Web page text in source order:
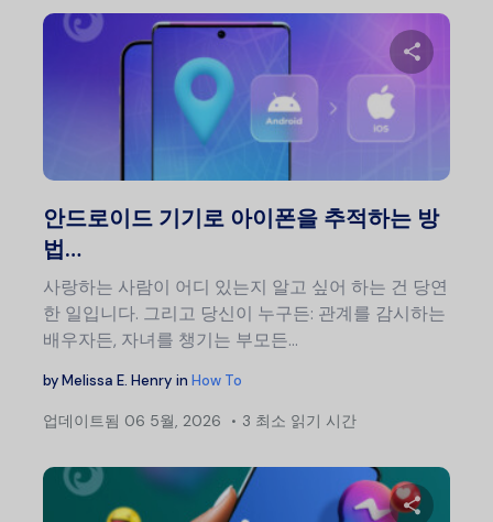
안드로이드 기기로 아이폰을 추적하는 방
법…
사랑하는 사람이 어디 있는지 알고 싶어 하는 건 당연
한 일입니다. 그리고 당신이 누구든: 관계를 감시하는
배우자든, 자녀를 챙기는 부모든…
byMelissa E. Henry in How To
업데이트됨 06 5월, 2026 3 최소 읽기 시간